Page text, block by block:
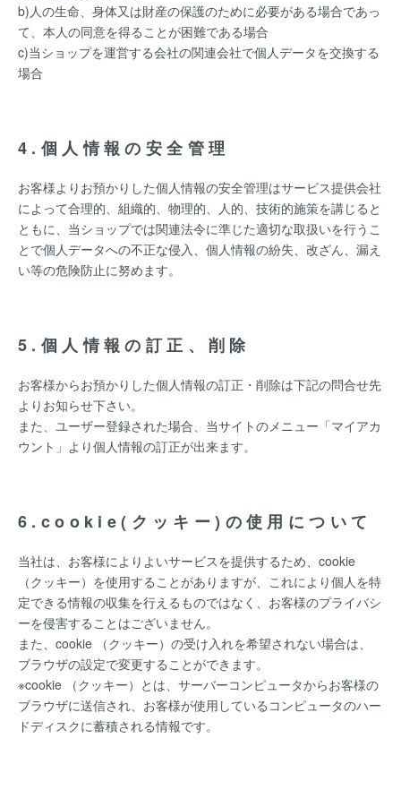
b)人の生命、身体又は財産の保護のために必要がある場合であっ
て、本人の同意を得ることが困難である場合
c)当ショップを運営する会社の関連会社で個人データを交換する
場合
4.個人情報の安全管理
お客様よりお預かりした個人情報の安全管理はサービス提供会社
によって合理的、組織的、物理的、人的、技術的施策を講じると
ともに、当ショップでは関連法令に準じた適切な取扱いを行うこ
とで個人データへの不正な侵入、個人情報の紛失、改ざん、漏え
い等の危険防止に努めます。
5.個人情報の訂正、削除
お客様からお預かりした個人情報の訂正・削除は下記の問合せ先
よりお知らせ下さい。
また、ユーザー登録された場合、当サイトのメニュー「マイアカ
ウント」より個人情報の訂正が出来ます。
6.cookie(クッキー)の使用について
当社は、お客様によりよいサービスを提供するため、cookie
（クッキー）を使用することがありますが、これにより個人を特
定できる情報の収集を行えるものではなく、お客様のプライバシ
ーを侵害することはございません。
また、cookie （クッキー）の受け入れを希望されない場合は、
ブラウザの設定で変更することができます。
※cookie （クッキー）とは、サーバーコンピュータからお客様の
ブラウザに送信され、お客様が使用しているコンピュータのハー
ドディスクに蓄積される情報です。